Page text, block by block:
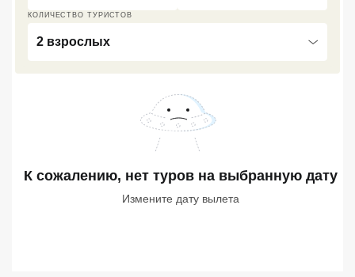
КОЛИЧЕСТВО ТУРИСТОВ
2 взрослых
К сожалению, нет туров на выбранную дату
Измените дату вылета
ТОП 10 недорогих отелей
Недорогие отели 3*